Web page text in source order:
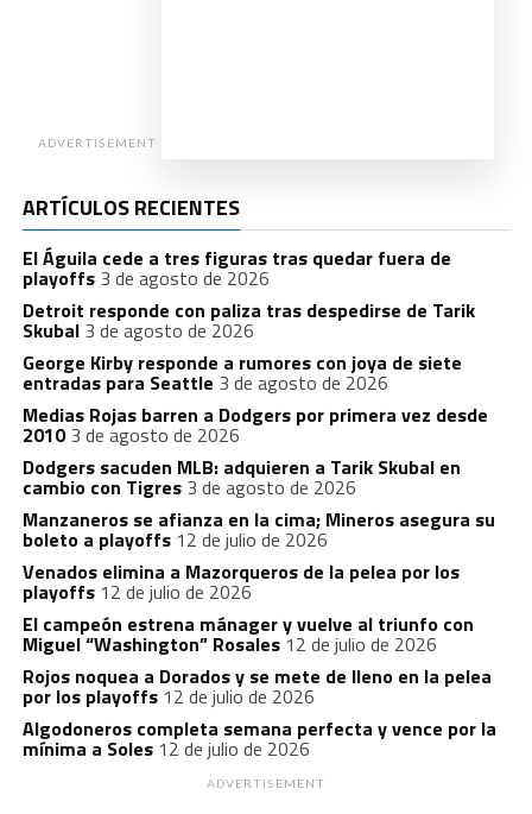
ADVERTISEMENT
ARTÍCULOS RECIENTES
El Águila cede a tres figuras tras quedar fuera de
playoffs 3 de agosto de 2026
Detroit responde con paliza tras despedirse de Tarik
Skubal 3 de agosto de 2026
George Kirby responde a rumores con joya de siete
entradas para Seattle 3 de agosto de 2026
Medias Rojas barren a Dodgers por primera vez desde
2010 3 de agosto de 2026
Dodgers sacuden MLB: adquieren a Tarik Skubal en
cambio con Tigres 3 de agosto de 2026
Manzaneros se afianza en la cima; Mineros asegura su
boleto a playoffs 12 de julio de 2026
Venados elimina a Mazorqueros de la pelea por los
playoffs 12 de julio de 2026
El campeón estrena mánager y vuelve al triunfo con
Miguel “Washington” Rosales 12 de julio de 2026
Rojos noquea a Dorados y se mete de lleno en la pelea
por los playoffs 12 de julio de 2026
Algodoneros completa semana perfecta y vence por la
mínima a Soles 12 de julio de 2026
ADVERTISEMENT